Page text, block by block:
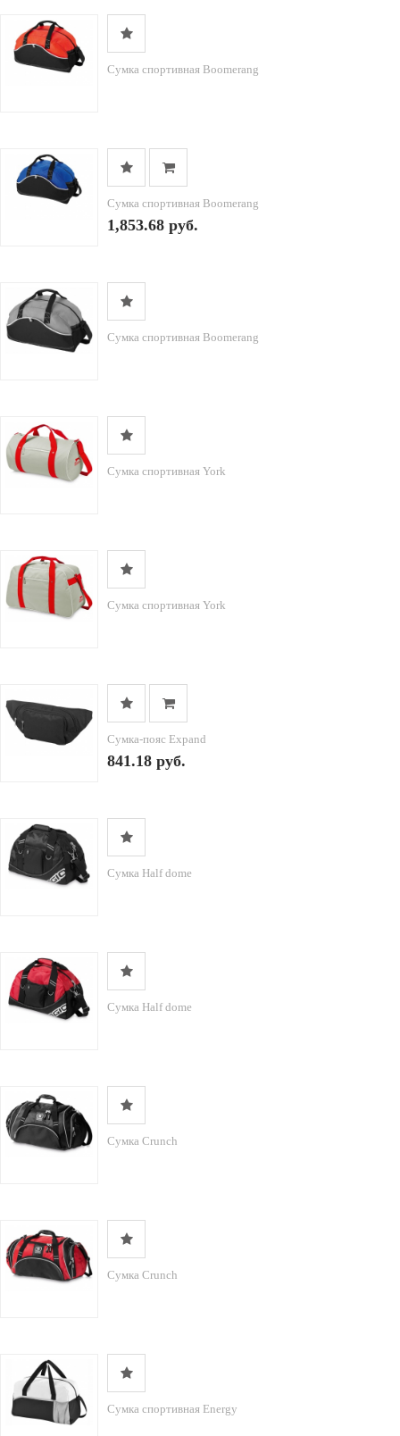
Сумка спортивная Boomerang
Сумка спортивная Boomerang
1,853.68 руб.
Сумка спортивная Boomerang
Сумка спортивная York
Сумка спортивная York
Сумка-пояс Expand
841.18 руб.
Сумка Half dome
Сумка Half dome
Сумка Crunch
Сумка Crunch
Сумка спортивная Energy